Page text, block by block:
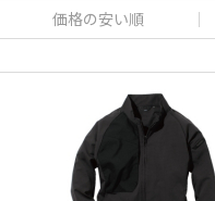
価格の安い順